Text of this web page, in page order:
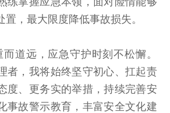
置，最大限度降低事故损失。
道远，应急守护时刻不松懈。
者，我将始终坚守初心、扛起责
度、更务实的举措，持续完善安
事故警示教育，丰富安全文化建